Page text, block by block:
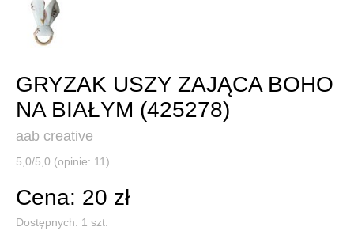
GRYZAK USZY ZAJĄCA BOHO
NA BIAŁYM (425278)
aab creative
5,0/5,0 (opinie: 11)
Cena: 20 zł
Dostępnych: 1 szt.